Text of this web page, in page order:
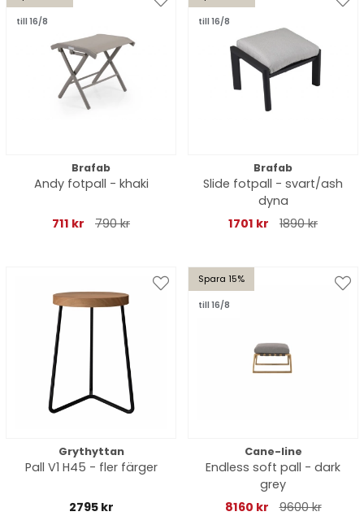
till 16/8
Brafab
Andy fotpall - khaki
711 kr 790 kr
till 16/8
Brafab
Slide fotpall - svart/ash
dyna
1701 kr
1890 kr
Grythyttan
Pall V1 H45 - fler färger
2795 kr
Spara 15%
till 16/8
Cane-line
Endless soft pall - dark
grey
8160 kr
9600 kr